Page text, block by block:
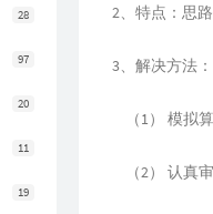
28
97
20
11
19
2、特点：思
3、解决方法：
（1） 模拟
（2） 认真